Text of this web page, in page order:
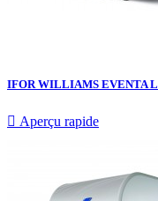
IFOR WILLIAMS EVENTA L
 Aperçu rapide